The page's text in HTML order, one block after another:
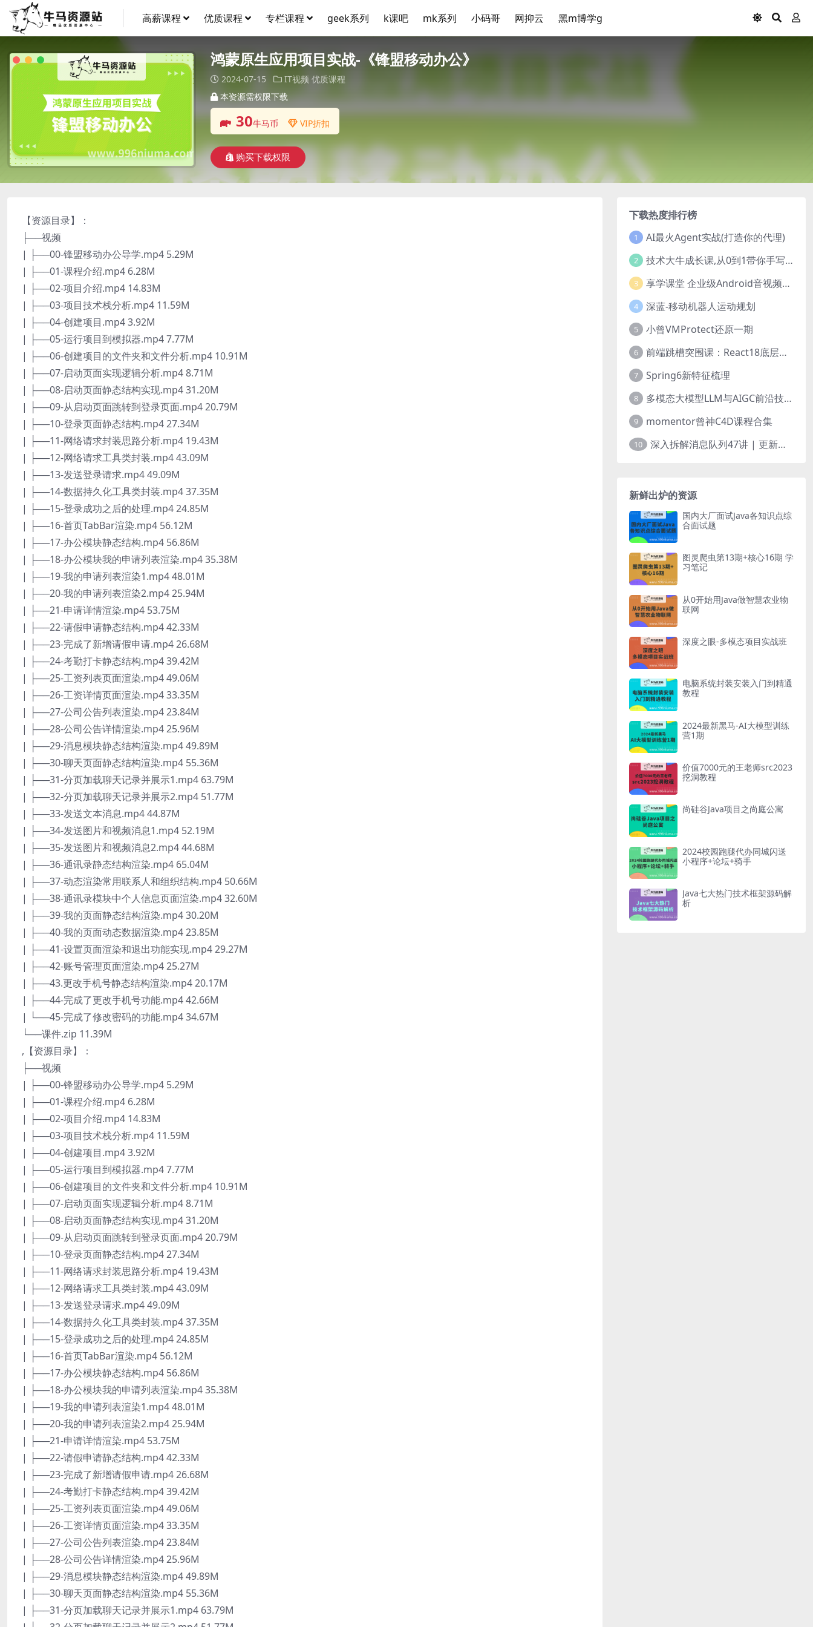
高薪课程 优质课程 专栏课程 geek系列 k课吧 mk系列 小码哥 网抑云 黑m博学g
鸿蒙原生应用项目实战-《锋盟移动办公》
2024-07-15 IT视频 优质课程
本资源需权限下载
30牛马币 VIP折扣
购买下载权限
【资源目录】：
├──视频
| ├──00-锋盟移动办公导学.mp4 5.29M
| ├──01-课程介绍.mp4 6.28M
| ├──02-项目介绍.mp4 14.83M
| ├──03-项目技术栈分析.mp4 11.59M
| ├──04-创建项目.mp4 3.92M
| ├──05-运行项目到模拟器.mp4 7.77M
| ├──06-创建项目的文件夹和文件分析.mp4 10.91M
| ├──07-启动页面实现逻辑分析.mp4 8.71M
| ├──08-启动页面静态结构实现.mp4 31.20M
| ├──09-从启动页面跳转到登录页面.mp4 20.79M
| ├──10-登录页面静态结构.mp4 27.34M
| ├──11-网络请求封装思路分析.mp4 19.43M
| ├──12-网络请求工具类封装.mp4 43.09M
| ├──13-发送登录请求.mp4 49.09M
| ├──14-数据持久化工具类封装.mp4 37.35M
| ├──15-登录成功之后的处理.mp4 24.85M
| ├──16-首页TabBar渲染.mp4 56.12M
| ├──17-办公模块静态结构.mp4 56.86M
| ├──18-办公模块我的申请列表渲染.mp4 35.38M
| ├──19-我的申请列表渲染1.mp4 48.01M
| ├──20-我的申请列表渲染2.mp4 25.94M
| ├──21-申请详情渲染.mp4 53.75M
| ├──22-请假申请静态结构.mp4 42.33M
| ├──23-完成了新增请假申请.mp4 26.68M
| ├──24-考勤打卡静态结构.mp4 39.42M
| ├──25-工资列表页面渲染.mp4 49.06M
| ├──26-工资详情页面渲染.mp4 33.35M
| ├──27-公司公告列表渲染.mp4 23.84M
| ├──28-公司公告详情渲染.mp4 25.96M
| ├──29-消息模块静态结构渲染.mp4 49.89M
| ├──30-聊天页面静态结构渲染.mp4 55.36M
| ├──31-分页加载聊天记录并展示1.mp4 63.79M
| ├──32-分页加载聊天记录并展示2.mp4 51.77M
| ├──33-发送文本消息.mp4 44.87M
| ├──34-发送图片和视频消息1.mp4 52.19M
| ├──35-发送图片和视频消息2.mp4 44.68M
| ├──36-通讯录静态结构渲染.mp4 65.04M
| ├──37-动态渲染常用联系人和组织结构.mp4 50.66M
| ├──38-通讯录模块中个人信息页面渲染.mp4 32.60M
| ├──39-我的页面静态结构渲染.mp4 30.20M
| ├──40-我的页面动态数据渲染.mp4 23.85M
| ├──41-设置页面渲染和退出功能实现.mp4 29.27M
| ├──42-账号管理页面渲染.mp4 25.27M
| ├──43.更改手机号静态结构渲染.mp4 20.17M
| ├──44-完成了更改手机号功能.mp4 42.66M
| └──45-完成了修改密码的功能.mp4 34.67M
└──课件.zip 11.39M
,【资源目录】：
├──视频
| ├──00-锋盟移动办公导学.mp4 5.29M
| ├──01-课程介绍.mp4 6.28M
| ├──02-项目介绍.mp4 14.83M
| ├──03-项目技术栈分析.mp4 11.59M
| ├──04-创建项目.mp4 3.92M
| ├──05-运行项目到模拟器.mp4 7.77M
| ├──06-创建项目的文件夹和文件分析.mp4 10.91M
| ├──07-启动页面实现逻辑分析.mp4 8.71M
| ├──08-启动页面静态结构实现.mp4 31.20M
| ├──09-从启动页面跳转到登录页面.mp4 20.79M
| ├──10-登录页面静态结构.mp4 27.34M
| ├──11-网络请求封装思路分析.mp4 19.43M
| ├──12-网络请求工具类封装.mp4 43.09M
| ├──13-发送登录请求.mp4 49.09M
| ├──14-数据持久化工具类封装.mp4 37.35M
| ├──15-登录成功之后的处理.mp4 24.85M
| ├──16-首页TabBar渲染.mp4 56.12M
| ├──17-办公模块静态结构.mp4 56.86M
| ├──18-办公模块我的申请列表渲染.mp4 35.38M
| ├──19-我的申请列表渲染1.mp4 48.01M
| ├──20-我的申请列表渲染2.mp4 25.94M
| ├──21-申请详情渲染.mp4 53.75M
| ├──22-请假申请静态结构.mp4 42.33M
| ├──23-完成了新增请假申请.mp4 26.68M
| ├──24-考勤打卡静态结构.mp4 39.42M
| ├──25-工资列表页面渲染.mp4 49.06M
| ├──26-工资详情页面渲染.mp4 33.35M
| ├──27-公司公告列表渲染.mp4 23.84M
| ├──28-公司公告详情渲染.mp4 25.96M
| ├──29-消息模块静态结构渲染.mp4 49.89M
| ├──30-聊天页面静态结构渲染.mp4 55.36M
| ├──31-分页加载聊天记录并展示1.mp4 63.79M
下载热度排行榜
1 AI最火Agent实战(打造你的代理)
2 技术大牛成长课,从0到1带你手写一个数据库系统
3 享学课堂 企业级Android音视频开发学习路线+项目实战（附源码）
4 深蓝-移动机器人运动规划
5 小曾VMProtect还原一期
6 前端跳槽突围课：React18底层源码深入剖析
7 Spring6新特征梳理
8 多模态大模型LLM与AIGC前沿技术实战
9 momentor曾神C4D课程合集
10 深入拆解消息队列47讲 | 更新完结
新鲜出炉的资源
国内大厂面试Java各知识点综
合面试题
图灵爬虫第13期+核心16期 学
习笔记
从0开始用Java做智慧农业物
联网
深度之眼-多模态项目实战班
电脑系统封装安装入门到精通
教程
2024最新黑马-AI大模型训练
营1期
价值7000元的王老师src2023
挖洞教程
尚硅谷Java项目之尚庭公寓
2024校园跑腿代办同城闪送
小程序+论坛+骑手
Java七大热门技术框架源码解
析